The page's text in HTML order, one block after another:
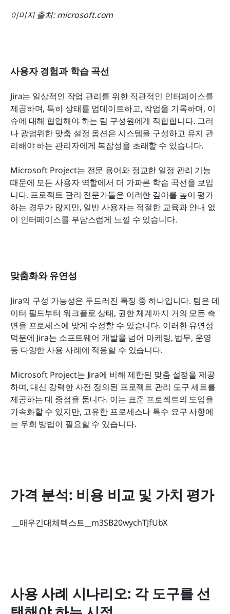
이미지 출처: microsoft.com
사용자 경험과 학습 곡선
Jira는 일상적인 작업 관리를 위한 직관적인 인터페이스를
제공하며, 특히 상태를 업데이트하고, 작업을 기록하며, 이
슈에 대해 협업해야 하는 팀 구성원에게 적합합니다. 그러
나 광범위한 맞춤 설정 옵션은 시스템을 구성하고 유지 관
리해야 하는 관리자에게 복잡성을 초래할 수 있습니다.
Microsoft Project는 전문 용어와 정교한 일정 관리 기능
때문에 모든 사용자 역할에서 더 가파른 학습 곡선을 보입
니다. 프로젝트 관리 전문가들은 이러한 깊이를 높이 평가
하는 경우가 많지만, 일반 사용자는 적절한 교육과 안내 없
이 인터페이스를 부담스럽게 느낄 수 있습니다.
맞춤화와 유연성
Jira의 구성 가능성은 두드러진 특징 중 하나입니다. 팀은 데
이터 필드부터 워크플로 상태, 권한 체계까지 거의 모든 측
면을 프로세스에 맞게 수정할 수 있습니다. 이러한 유연성
덕분에 Jira는 소프트웨어 개발을 넘어 마케팅, 법무, 운영
등 다양한 사용 사례에 적응할 수 있습니다.
Microsoft Project는 Jira에 비해 제한된 맞춤 설정을 제공
하며, 대신 강력한 사전 정의된 프로젝트 관리 도구 세트를
제공하는 데 중점을 둡니다. 이는 표준 프로젝트의 도입을
가속화할 수 있지만, 고유한 프로세스나 특수 요구 사항에
는 우회 방법이 필요할 수 있습니다.
가격 분석: 비용 비교 및 가치 평가
__매우긴대체텍스트__m3SB20wychTJfUbX
사용 사례 시나리오: 각 도구를 선